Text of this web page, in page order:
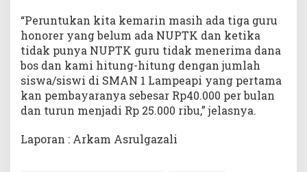
“Peruntukan kita kemarin masih ada tiga guru
honorer yang belum ada NUPTK dan ketika
tidak punya NUPTK guru tidak menerima dana
bos dan kami hitung-hitung dengan jumlah
siswa/siswi di SMAN 1 Lampeapi yang pertama
kan pembayaranya sebesar Rp40.000 per bulan
dan turun menjadi Rp 25.000 ribu,” jelasnya.
Laporan : Arkam Asrulgazali